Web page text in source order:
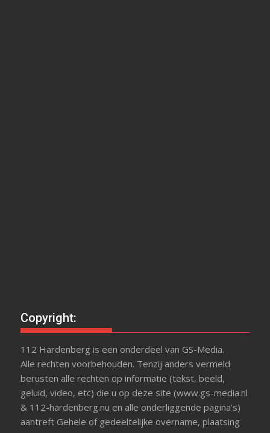
Copyright:
112 Hardenberg is een onderdeel van GS-Media.
Alle rechten voorbehouden. Tenzij anders vermeld
berusten alle rechten op informatie (tekst, beeld,
geluid, video, etc) die u op deze site (www.gs-media.nl
& 112-hardenberg.nu en alle onderliggende pagina’s)
aantreft Gehele of gedeeltelijke overname, plaatsing